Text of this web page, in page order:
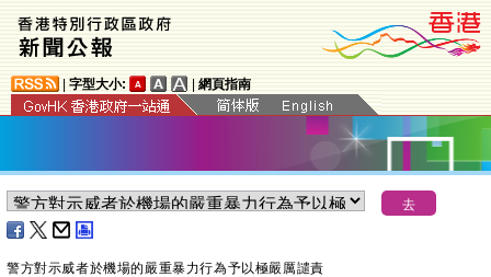
字型大小: 網頁指南
警方對示威者於機場的嚴重暴力行為予以極嚴厲譴責